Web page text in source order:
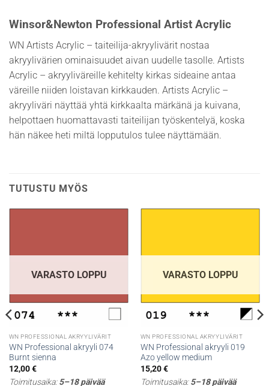
Winsor&Newton Professional Artist Acrylic
WN Artists Acrylic – taiteilija-akryylivärit nostaa
akryylivärien ominaisuudet aivan uudelle tasolle. Artists
Acrylic – akryyliväreille kehitelty kirkas sideaine antaa
väreille niiden loistavan kirkkauden. Artists Acrylic –
akryyliväri näyttää yhtä kirkkaalta märkänä ja kuivana,
helpottaen huomattavasti taiteilijan työskentelyä, koska
hän näkee heti miltä lopputulos tulee näyttämään.
TUTUSTU MYÖS
VARASTO LOPPU
WN PROFESSIONAL AKRYYLIVÄRIT
WN Professional akryyli 074
Burnt sienna
12,00€
Toimitusaika:5–18 päivää
VARASTO LOPPU
WN PROFESSIONAL AKRYYLIVÄRIT
WN Professional akryyli 019
Azo yellow medium
15,20€
Toimitusaika:5–18 päivää